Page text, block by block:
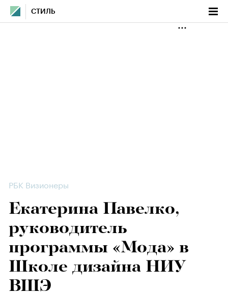
СТИЛЬ
РБК Визионеры
Екатерина Павелко,
руководитель
программы «Мода» в
Школе дизайна НИУ
ВШЭ